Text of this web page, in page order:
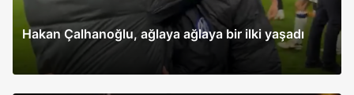
Hakan Çalhanoğlu, ağlaya ağlaya bir ilki yaşadı